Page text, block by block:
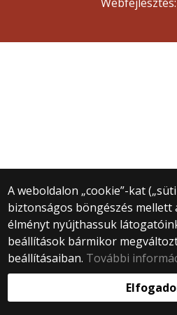
A weboldalon „cookie”-kat
biztonságos böngészés mellett
élményt nyújthassuk
beállítások bármikor
beállításaiban. További